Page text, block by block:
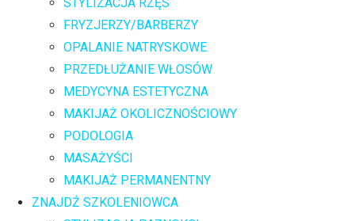
FRYZJERZY/BARBERZY
OPALANIE NATRYSKOWE
PRZEDŁUŻANIE WŁOSÓW
MEDYCYNA ESTETYCZNA
MAKIJAŻ OKOLICZNOŚCIOWY
PODOLOGIA
MASAŻYŚCI
MAKIJAŻ PERMANENTNY
ZNAJDŹ SZKOLENIOWCA